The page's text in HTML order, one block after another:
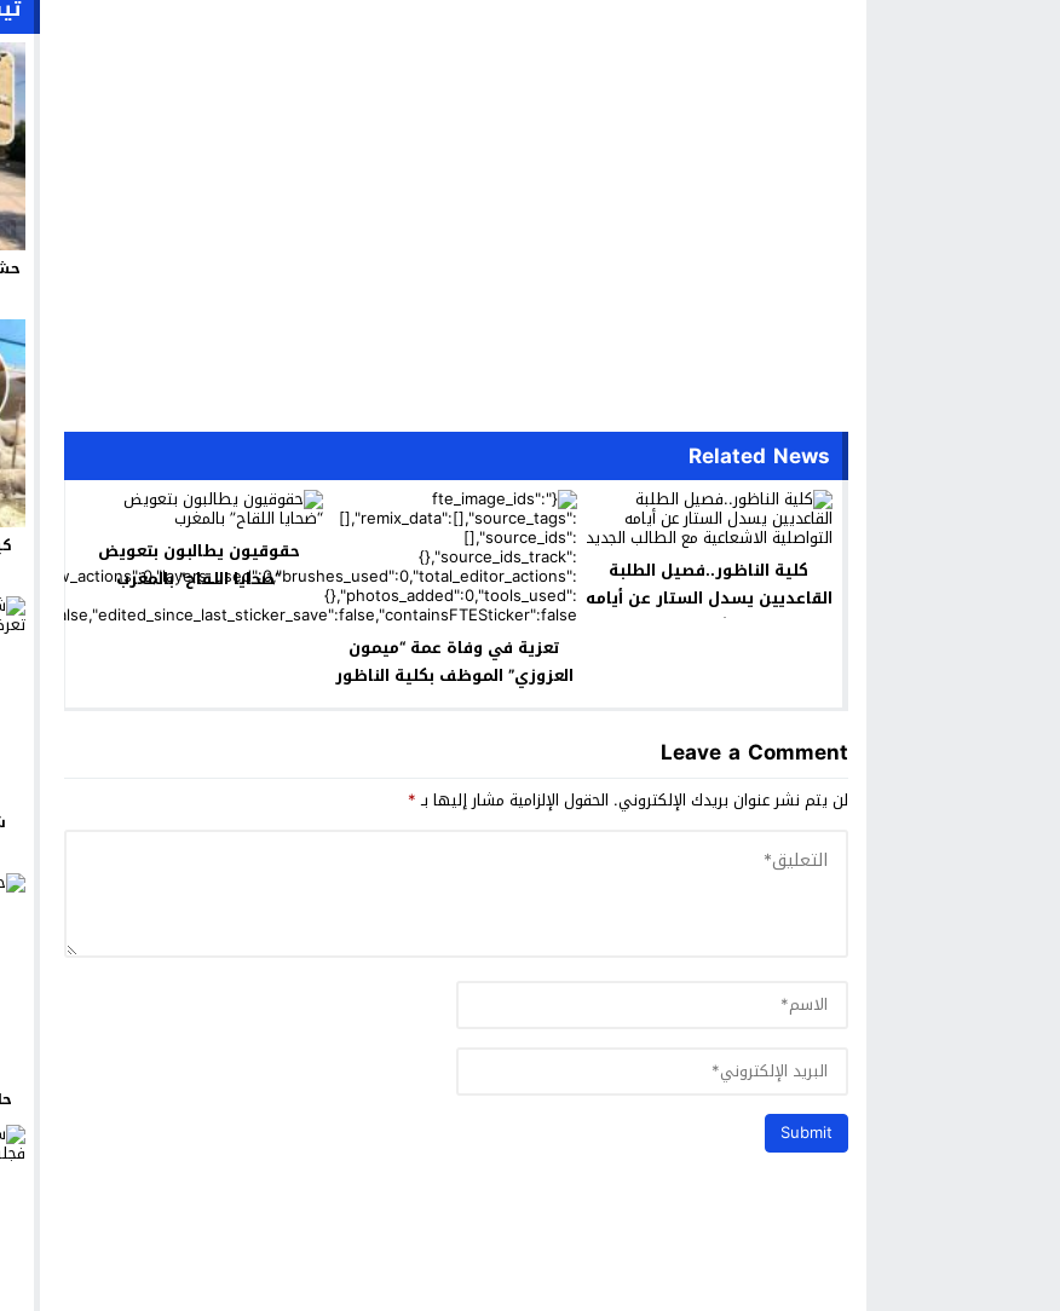
Related News
كلية الناظور..فصيل الطلبة
القاعديين يسدل الستار عن أيامه
التواصلية الاشعاعية مع الطالب
تعزية في وفاة عمة “ميمون
العزوزي” الموظف بكلية الناظور
حقوقيون يطالبون بتعويض
“ضحايا اللقاح” بالمغرب‎
Leave a Comment
لن يتم نشر عنوان بريدك الإلكتروني. الحقول الإلزامية مشار إليها بـ*